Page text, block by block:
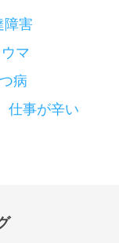
障害
ウマ
病
仕事が辛い